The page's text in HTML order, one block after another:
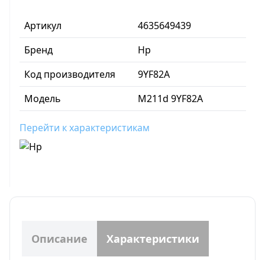
Артикул
4635649439
Бренд
Hp
Код производителя
9YF82A
Модель
M211d 9YF82A
Перейти к характеристикам
Описание Характеристики